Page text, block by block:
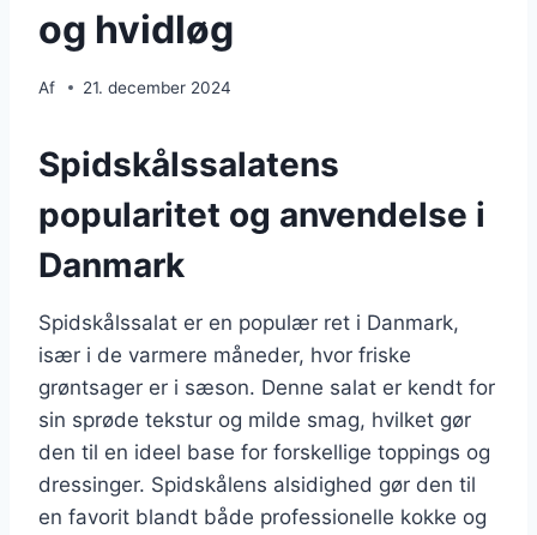
og hvidløg
Af 21. december 2024
Spidskålssalatens
popularitet og anvendelse i
Danmark
Spidskålssalat er en populær ret i Danmark,
især i de varmere måneder, hvor friske
grøntsager er i sæson. Denne salat er kendt for
sin sprøde tekstur og milde smag, hvilket gør
den til en ideel base for forskellige toppings og
dressinger. Spidskålens alsidighed gør den til
en favorit blandt både professionelle kokke og